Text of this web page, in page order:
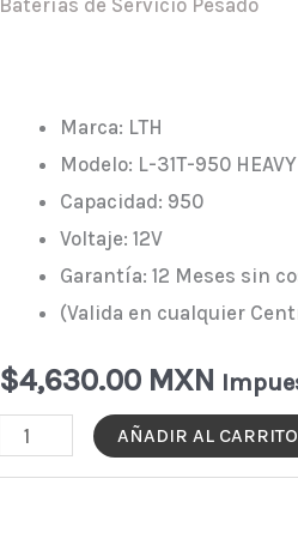
Baterías de Servicio Pesado
Marca: LTH
Modelo: L-31T-950
Capacidad: 950
Voltaje: 12V
Garantía: 12 Meses sin
(Valida en cualquier
$4,630.00 MXN
BATERÍA
AÑADIR AL CARRITO